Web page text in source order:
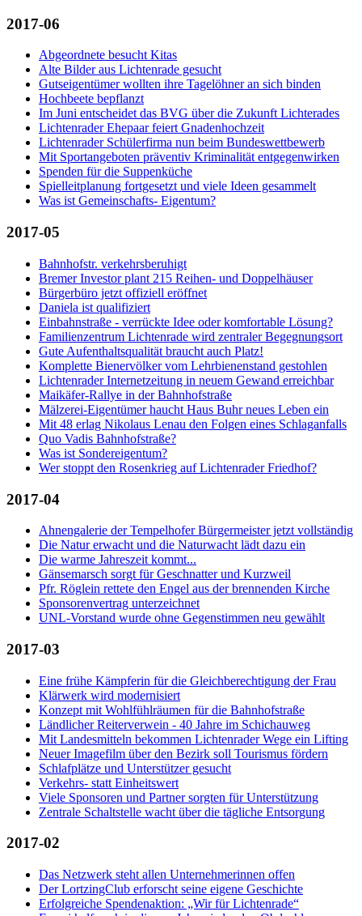
2017-06
Abgeordnete besucht Kitas
Alte Bilder aus Lichtenrade gesucht
Gutseigentümer wollten ihre Tagelöhner an sich binden
Hochbeete bepflanzt
Im Juni entscheidet das BVG über die Zukunft Lichterades
Lichtenrader Ehepaar feiert Gnadenhochzeit
Lichtenrader Schülerfirma nun beim Bundeswettbewerb
Mit Sportangeboten präventiv Kriminalität entgegenwirken
Spenden für die Suppenküche
Spielleitplanung fortgesetzt und viele Ideen gesammelt
Was ist Gemeinschafts- Eigentum?
2017-05
Bahnhofstr. verkehrsberuhigt
Bremer Investor plant 215 Reihen- und Doppelhäuser
Bürgerbüro jetzt offiziell eröffnet
Daniela ist qualifiziert
Einbahnstraße - verrückte Idee oder komfortable Lösung?
Familienzentrum Lichtenrade wird zentraler Begegnungsort
Gute Aufenthaltsqualität braucht auch Platz!
Komplette Bienervölker vom Lehrbienenstand gestohlen
Lichtenrader Internetzeitung in neuem Gewand erreichbar
Maikäfer-Rallye in der Bahnhofstraße
Mälzerei-Eigentümer haucht Haus Buhr neues Leben ein
Mit 48 erlag Nikolaus Lenau den Folgen eines Schlaganfalls
Quo Vadis Bahnhofstraße?
Was ist Sondereigentum?
Wer stoppt den Rosenkrieg auf Lichtenrader Friedhof?
2017-04
Ahnengalerie der Tempelhofer Bürgermeister jetzt vollständig
Die Natur erwacht und die Naturwacht lädt dazu ein
Die warme Jahreszeit kommt...
Gänsemarsch sorgt für Geschnatter und Kurzweil
Pfr. Röglein rettete den Engel aus der brennenden Kirche
Sponsorenvertrag unterzeichnet
UNL-Vorstand wurde ohne Gegenstimmen neu gewählt
2017-03
Eine frühe Kämpferin für die Gleichberechtigung der Frau
Klärwerk wird modernisiert
Konzept mit Wohlfühlräumen für die Bahnhofstraße
Ländlicher Reiterverwein - 40 Jahre im Schichauweg
Mit Landesmitteln bekommen Lichtenrader Wege ein Lifting
Neuer Imagefilm über den Bezirk soll Tourismus fördern
Schlafplätze und Unterstützer gesucht
Verkehrs- statt Einheitswert
Viele Sponsoren und Partner sorgten für Unterstützung
Zentrale Schaltstelle wacht über die tägliche Entsorgung
2017-02
Das Netzwerk steht allen Unternehmerinnen offen
Der LortzingClub erforscht seine eigene Geschichte
Erfolgreiche Spendenaktion: „Wir für Lichtenrade“